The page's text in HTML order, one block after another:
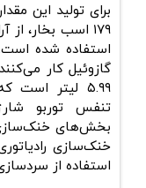
برای تولید این
استفاده ‌شده
گازوئیل کار
۵.۹۹ لیتر
تنفس توربو
بخش‌های
خنک‌سازی
استفاده از